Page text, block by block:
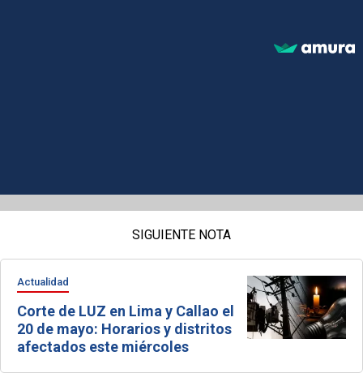
SIGUIENTE NOTA
Actualidad
Corte de LUZ en Lima y Callao el
20 de mayo: Horarios y distritos
afectados este miércoles